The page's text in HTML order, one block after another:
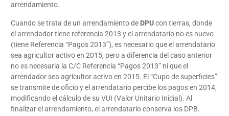
arrendamiento.
Cuando se trata de un arrendamiento de DPUcon tierras, donde
el arrendador tiene referencia 2013 y el arrendatario no es nuevo
(tiene Referencia “Pagos 2013”), es necesario que el arrendatario
sea agricultor activo en 2015, pero a diferencia del caso anterior
no es necesaria la C/C Referencia “Pagos 2013” ni que el
arrendador sea agricultor activo en 2015. El “Cupo de superficies”
se transmite de oficio y el arrendatario percibe los pagos en 2014,
modificando el cálculo de su VUI (Valor Unitario Inicial). Al
finalizar el arrendamiento, el arrendatario conserva los DPB.